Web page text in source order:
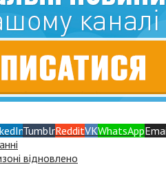
TumblrRedditVKWhatsApp
відновлено